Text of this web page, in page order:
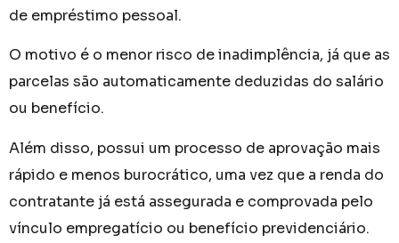
de empréstimo pessoal.
O motivo é o menor risco de inadimplência, já que as
parcelas são automaticamente deduzidas do salário
ou benefício.
Além disso, possui um processo de aprovação mais
rápido e menos burocrático, uma vez que a renda do
contratante já está assegurada e comprovada pelo
vínculo empregatício ou benefício previdenciário.